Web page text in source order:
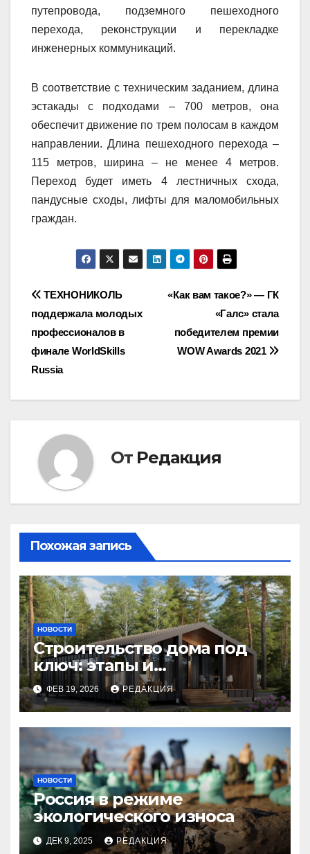
путепровода, подземного пешеходного
перехода, реконструкции и перекладке
инженерных коммуникаций.
В соответствие с техническим заданием, длина
эстакады с подходами – 700 метров, она
обеспечит движение по трем полосам в каждом
направлении. Длина пешеходного перехода –
115 метров, ширина – не менее 4 метров.
Переход будет иметь 4 лестничных схода,
пандусные сходы, лифты для маломобильных
граждан.
Навигация
по
записям
«Как вам такое?» — ГК
«Галс» стала
победителем премии
WOW Awards 2021
ТЕХНОНИКОЛЬ
поддержала молодых
профессионалов в
финале WorldSkills
Russia
От Редакция
Похожая запись
НОВОСТИ
Строительство дома под
ключ: этапы и
планирование бюджета
ФЕВ 19, 2026 РЕДАКЦИЯ
НОВОСТИ
Россия в режиме
экологического износа
ДЕК 9, 2025 РЕДАКЦИЯ